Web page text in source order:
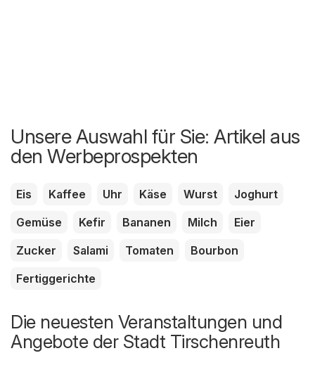
Unsere Auswahl für Sie: Artikel aus
den Werbeprospekten
Eis Kaffee Uhr Käse Wurst
Joghurt
Gemüse
Kefir Bananen Milch
Eier
Zucker
Salami Tomaten
Bourbon
Fertiggerichte
Die neuesten Veranstaltungen und
Angebote der Stadt Tirschenreuth